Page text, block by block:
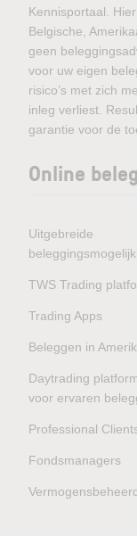
Kennisportaal.
Belgische,
geen
voor uw eigen
risico’s met zich
inleg verliest.
garantie voor de
Online
Uitgebreide
TWS Trading
Trading Apps
Beleggen in
Daytrading
voor ervaren
Professional
Fondsmanagers